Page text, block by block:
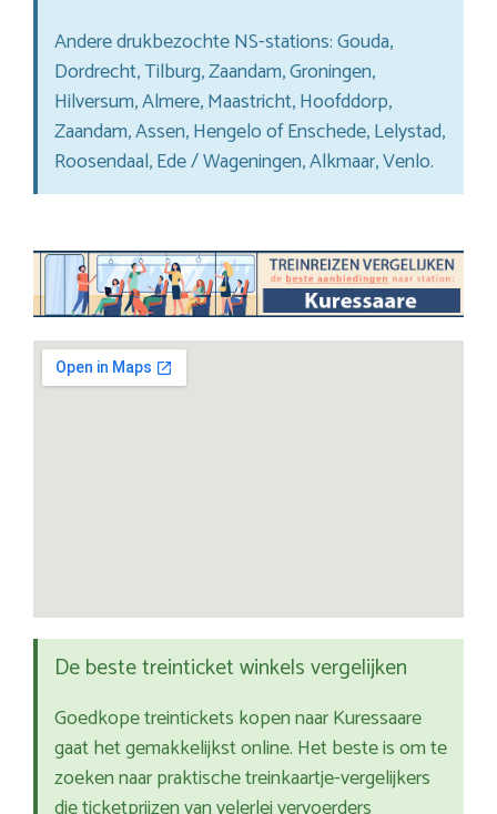
Andere drukbezochte NS-stations: Gouda,
Dordrecht, Tilburg, Zaandam, Groningen,
Hilversum, Almere, Maastricht, Hoofddorp,
Zaandam, Assen, Hengelo of Enschede, Lelystad,
Roosendaal, Ede / Wageningen, Alkmaar, Venlo.
De beste treinticket winkels vergelijken
Goedkope treintickets kopen naar Kuressaare
gaat het gemakkelijkst online. Het beste is om te
zoeken naar praktische treinkaartje-vergelijkers